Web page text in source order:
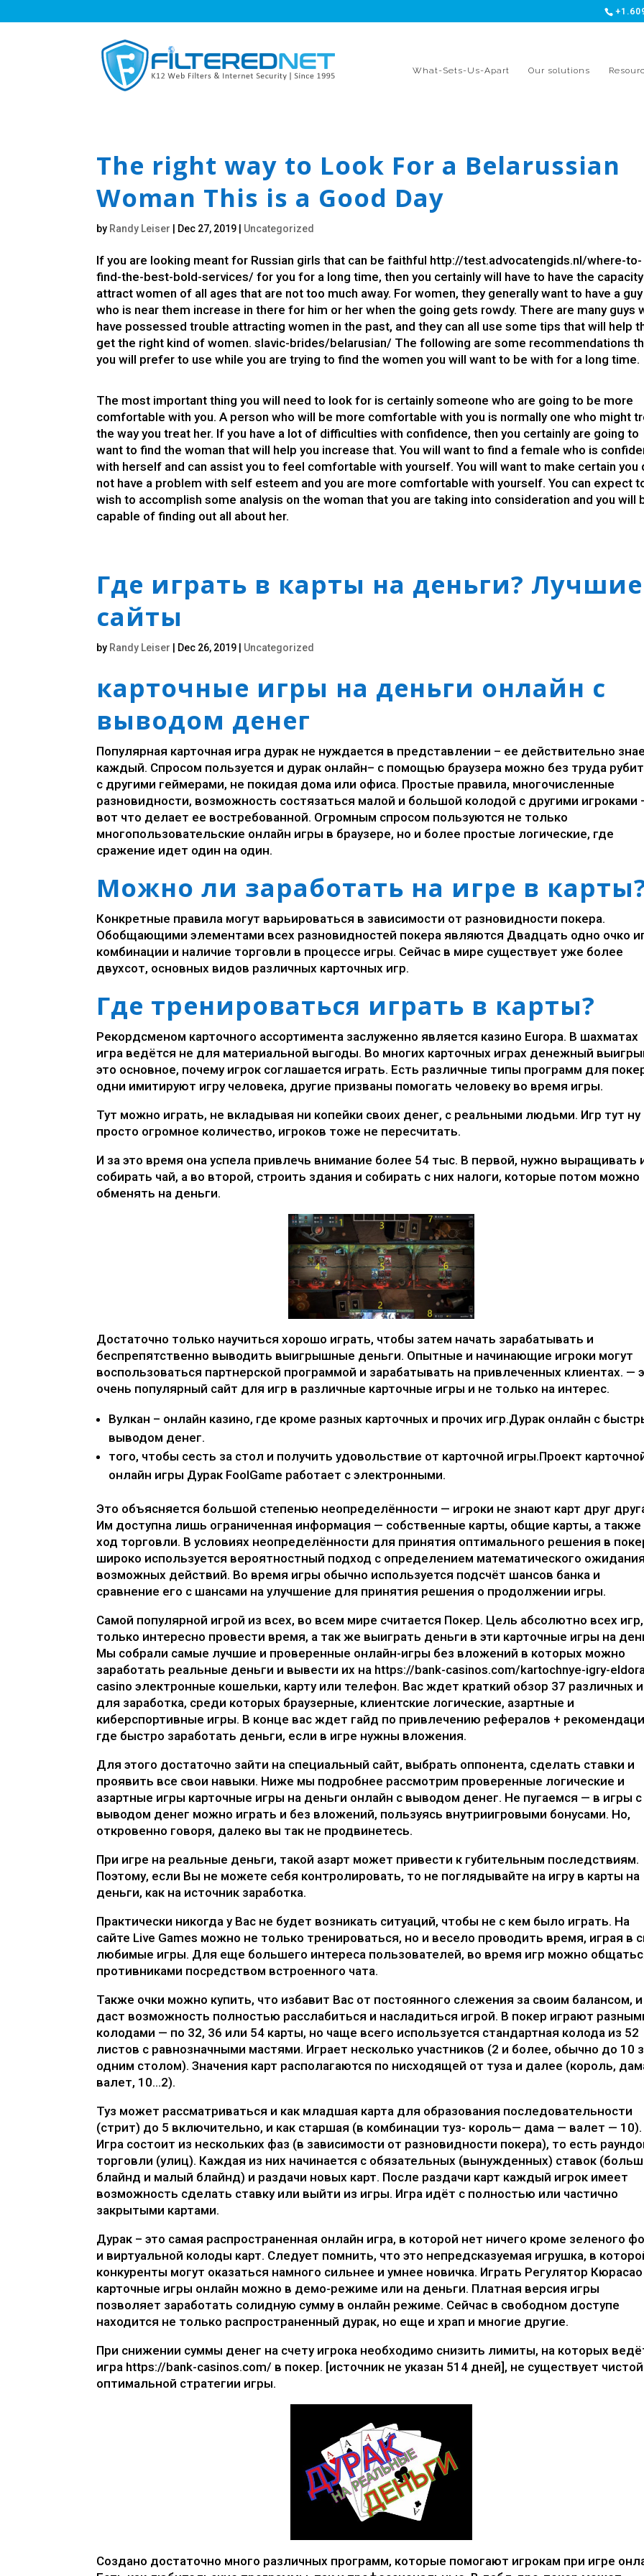
What-Sets-Us-Apart Our solutions
The right way to Look For a Belarussian
Woman This is a Good Day
by Randy Leiser Dec 27, 2019 Uncategorized
If you are looking meant for Russian girls that can be faithful http://test.advocatengids.nl/where-to-
find-the-best-bold-services/ for you for a long time, then you certainly will have to have the
attract women of all ages that are not too much away. For women, they generally want to have a guy
who is near them increase in there for him or her when the going gets rowdy. There are many guys
have possessed trouble attracting women in the past, and they can all use some tips that will help
get the right kind of women.slavic-brides/belarusian/ The following are some recommendations
you will prefer to use while you are trying to find the women you will want to be with for a long time.
The most important thing you will need to look for is certainly someone who are going to be more
comfortable with you. A person who will be more comfortable with you is normally one who might
the way you treat her. If you have a lot of difficulties with confidence, then you certainly are going to
want to find the woman that will help you increase that. You will want to find a female who is
with herself and can assist you to feel comfortable with yourself. You will want to make certain you
not have a problem with self esteem and you are more comfortable with yourself. You can expect
wish to accomplish some analysis on the woman that you are taking into consideration and you will
capable of finding out all about her.
Где играть в карты на деньги? Лучшие
сайты
by Randy Leiser Dec 26, 2019 Uncategorized
карточные игры на деньги онлайн с
выводом денег
Популярная карточная игра дурак не нуждается в представлении – ее действительно
каждый. Спросом пользуется и дурак онлайн– с помощью браузера можно без труда
с другими геймерами, не покидая дома или офиса. Простые правила, многочисленные
разновидности, возможность состязаться малой и большой колодой с другими игроками
вот что делает ее востребованной. Огромным спросом пользуются не только
многопользовательские онлайн игры в браузере, но и более простые логические, где
сражение идет один на один.
Можно ли заработать на игре в
Конкретные правила могут варьироваться в зависимости от разновидности покера.
Обобщающими элементами всех разновидностей покера являются Двадцать одно очко
комбинации и наличие торговли в процессе игры. Сейчас в мире существует уже более
двухсот, основных видов различных карточных игр.
Где тренироваться играть в карты?
Рекордсменом карточного ассортимента заслуженно является казино Europa. В шахматах
игра ведётся не для материальной выгоды. Во многих карточных играх денежный
это основное, почему игрок соглашается играть. Есть различные типы программ для
одни имитируют игру человека, другие призваны помогать человеку во время игры.
Тут можно играть, не вкладывая ни копейки своих денег, с реальными людьми. Игр тут ну
просто огромное количество, игроков тоже не пересчитать.
И за это время она успела привлечь внимание более 54 тыс. В первой, нужно выращивать
собирать чай, а во второй, строить здания и собирать с них налоги, которые потом можно
обменять на деньги.
Достаточно только научиться хорошо играть, чтобы затем начать зарабатывать и
беспрепятственно выводить выигрышные деньги. Опытные и начинающие игроки могут
воспользоваться партнерской программой и зарабатывать на привлеченных клиентах. —
очень популярный сайт для игр в различные карточные игры и не только на интерес.
Вулкан – онлайн казино, где кроме разных карточных и прочих игр.Дурак онлайн с
выводом денег.
того, чтобы сесть за стол и получить удовольствие от карточной игры.Проект
онлайн игры Дурак FoolGame работает с электронными.
Это объясняется большой степенью неопределённости — игроки не знают карт друг
Им доступна лишь ограниченная информация — собственные карты, общие карты, а также
ход торговли. В условиях неопределённости для принятия оптимального решения в
широко используется вероятностный подход с определением математического ожидания
возможных действий. Во время игры обычно используется подсчёт шансов банка и
сравнение его с шансами на улучшение для принятия решения о продолжении игры.
Самой популярной игрой из всех, во всем мире считается Покер. Цель абсолютно всех
только интересно провести время, а так же выиграть деньги в эти карточные игры на
Мы собрали самые лучшие и проверенные онлайн-игры без вложений в которых можно
заработать реальные деньги и вывести их на https://bank-casinos.com/kartochnye-igry-
casino электронные кошельки, карту или телефон. Вас ждет краткий обзор 37 различных
для заработка, среди которых браузерные, клиентские логические, азартные и
киберспортивные игры. В конце вас ждет гайд по привлечению рефералов +
где быстро заработать деньги, если в игре нужны вложения.
Для этого достаточно зайти на специальный сайт, выбрать оппонента, сделать ставки и
проявить все свои навыки. Ниже мы подробнее рассмотрим проверенные логические и
азартные игры карточные игры на деньги онлайн с выводом денег. Не пугаемся — в игры с
выводом денег можно играть и без вложений, пользуясь внутриигровыми бонусами. Но,
откровенно говоря, далеко вы так не продвинетесь.
При игре на реальные деньги, такой азарт может привести к губительным последствиям.
Поэтому, если Вы не можете себя контролировать, то не поглядывайте на игру в карты на
деньги, как на источник заработка.
Практически никогда у Вас не будет возникать ситуаций, чтобы не с кем было играть. На
сайте Live Games можно не только тренироваться, но и весело проводить время, играя в
любимые игры. Для еще большего интереса пользователей, во время игр можно
противниками посредством встроенного чата.
Также очки можно купить, что избавит Вас от постоянного слежения за своим балансом, и
даст возможность полностью расслабиться и насладиться игрой. В покер играют
колодами — по 32, 36 или 54 карты, но чаще всего используется стандартная колода из 52
листов с равнозначными мастями. Играет несколько участников (2 и более, обычно до 10
одним столом). Значения карт располагаются по нисходящей от туза и далее (король,
валет, 10…2).
Туз может рассматриваться и как младшая карта для образования последовательности
(стрит) до 5 включительно, и как старшая (в комбинации туз- король— дама — валет — 10).
Игра состоит из нескольких фаз (в зависимости от разновидности покера), то есть
торговли (улиц). Каждая из них начинается с обязательных (вынужденных) ставок
блайнд и малый блайнд) и раздачи новых карт. После раздачи карт каждый игрок имеет
возможность сделать ставку или выйти из игры. Игра идёт с полностью или частично
закрытыми картами.
Дурак – это самая распространенная онлайн игра, в которой нет ничего кроме зеленого
и виртуальной колоды карт. Следует помнить, что это непредсказуемая игрушка, в
конкуренты могут оказаться намного сильнее и умнее новичка. Играть Регулятор Кюрасао
карточные игры онлайн можно в демо-режиме или на деньги. Платная версия игры
позволяет заработать солидную сумму в онлайн режиме. Сейчас в свободном доступе
находится не только распространенный дурак, но еще и храп и многие другие.
При снижении суммы денег на счету игрока необходимо снизить лимиты, на которых
игра https://bank-casinos.com/ в покер. [источник не указан 514 дней], не существует чистой
оптимальной стратегии игры.
Создано достаточно много различных программ, которые помогают игрокам при игре